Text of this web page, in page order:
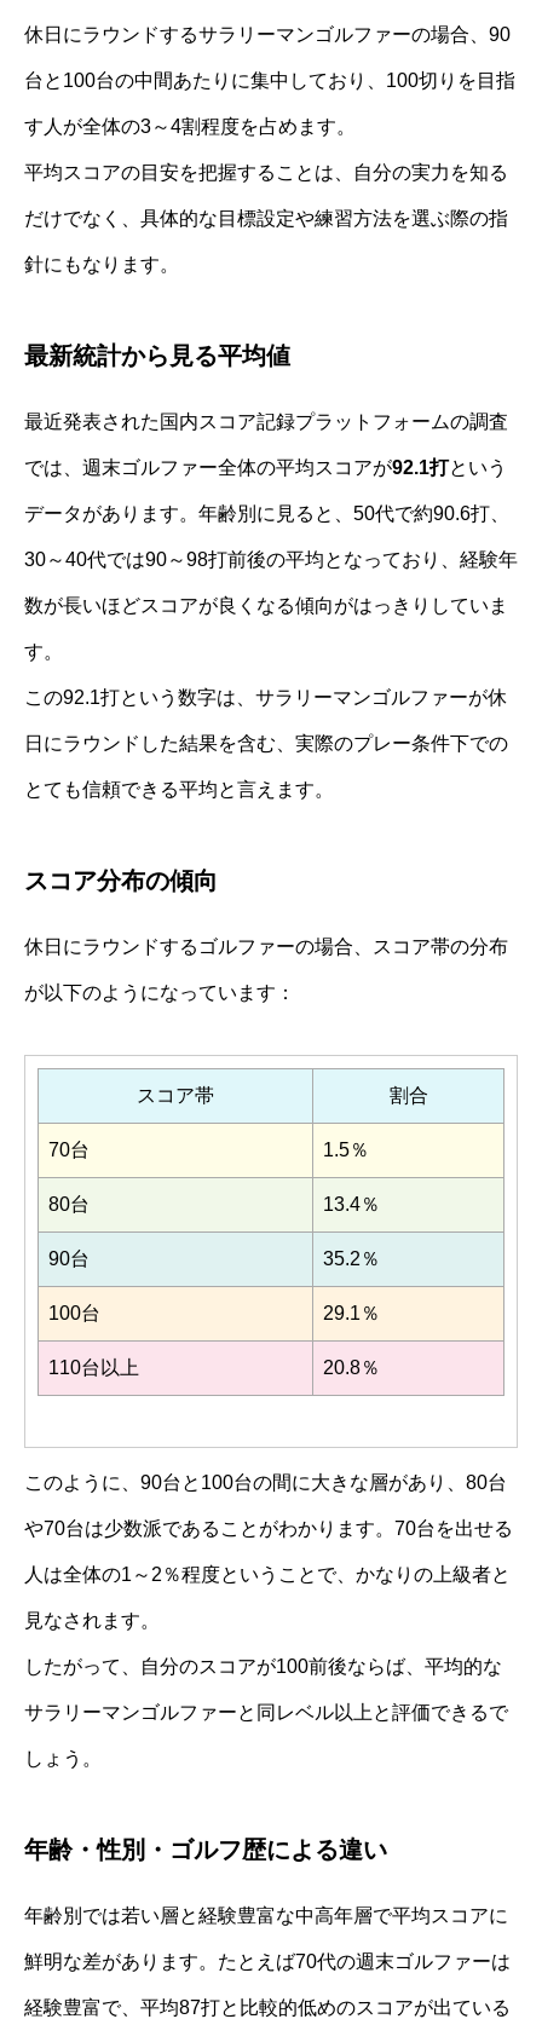
休日にラウンドするサラリーマンゴルファーの場合、90
台と100台の中間あたりに集中しており、100切りを目指
す人が全体の3～4割程度を占めます。
平均スコアの目安を把握することは、自分の実力を知る
だけでなく、具体的な目標設定や練習方法を選ぶ際の指
針にもなります。
最新統計から見る平均値
最近発表された国内スコア記録プラットフォームの調査
では、週末ゴルファー全体の平均スコアが92.1打という
データがあります。年齢別に見ると、50代で約90.6打、
30～40代では90～98打前後の平均となっており、経験年
数が長いほどスコアが良くなる傾向がはっきりしていま
す。
この92.1打という数字は、サラリーマンゴルファーが休
日にラウンドした結果を含む、実際のプレー条件下での
とても信頼できる平均と言えます。
スコア分布の傾向
休日にラウンドするゴルファーの場合、スコア帯の分布
が以下のようになっています：
スコア帯 割合
70台 1.5％
80台 13.4％
90台 35.2％
100台 29.1％
110台以上 20.8％
このように、90台と100台の間に大きな層があり、80台
や70台は少数派であることがわかります。70台を出せる
人は全体の1～2％程度ということで、かなりの上級者と
見なされます。
したがって、自分のスコアが100前後ならば、平均的な
サラリーマンゴルファーと同レベル以上と評価できるで
しょう。
年齢・性別・ゴルフ歴による違い
年齢別では若い層と経験豊富な中高年層で平均スコアに
鮮明な差があります。たとえば70代の週末ゴルファーは
経験豊富で、平均87打と比較的低めのスコアが出ている